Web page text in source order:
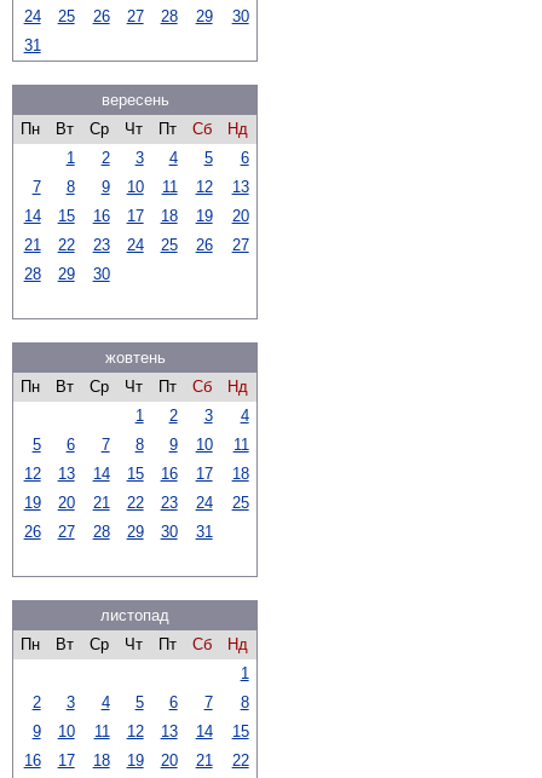
24
25 26 27 28 29
30
31
вересень
Пн
Вт Ср Чт Пт Сб
Нд
1
2 3 4 5
6
7
8 9 10 11 12
13
14
15 16 17 18 19
20
21
22 23 24 25 26
27
28
29 30
жовтень
Пн
Вт Ср Чт Пт Сб
Нд
1
2 3
4
5
6 7 8 9 10
11
12
13 14 15 16 17
18
19
20 21 22 23 24
25
26
27 28 29 30 31
листопад
Пн
Вт Ср Чт Пт Сб
Нд
1
2
3 4 5 6 7
8
9
10 11 12 13 14
15
16
17 18 19 20 21 22